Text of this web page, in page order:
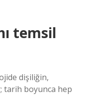
temsil
dişiliğin,
tarih boyunca hep